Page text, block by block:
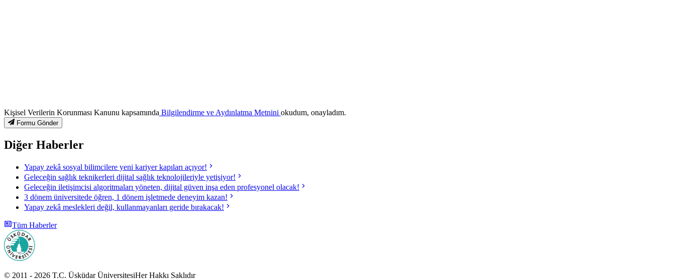
Kişisel Verilerin Korunması Kanunu kapsamında Bilgilendirme ve Aydınlatma Metnini okudum, onayladım.
Formu Gönder
Diğer Haberler
Yapay zekâ sosyal bilimcilere yeni kariyer kapıları açıyor!
Geleceğin sağlık teknikerleri dijital sağlık teknolojileriyle yetişiyor!
Geleceğin iletişimcisi algoritmaları yöneten, dijital güven inşa eden profesyonel olacak!
3 dönem üniversitede öğren, 1 dönem işletmede deneyim kazan!
Yapay zekâ meslekleri değil, kullanmayanları geride bırakacak!
Tüm Haberler
© 2011 - 2026 T.C. Üsküdar ÜniversitesiHer Hakkı Saklıdır